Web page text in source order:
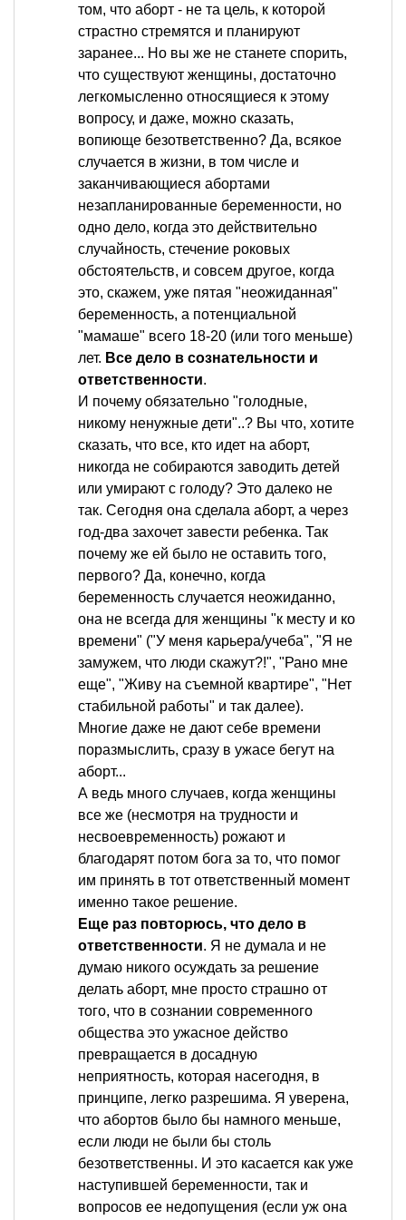
том, что аборт - не та цель, к которой
страстно стремятся и планируют
заранее... Но вы же не станете спорить,
что существуют женщины, достаточно
легкомысленно относящиеся к этому
вопросу, и даже, можно сказать,
вопиюще безответственно? Да, всякое
случается в жизни, в том числе и
заканчивающиеся абортами
незапланированные беременности, но
одно дело, когда это действительно
случайность, стечение роковых
обстоятельств, и совсем другое, когда
это, скажем, уже пятая "неожиданная"
беременность, а потенциальной
"мамаше" всего 18-20 (или того меньше)
лет. Все дело в сознательности и
ответственности.
И почему обязательно "голодные,
никому ненужные дети"..? Вы что, хотите
сказать, что все, кто идет на аборт,
никогда не собираются заводить детей
или умирают с голоду? Это далеко не
так. Сегодня она сделала аборт, а через
год-два захочет завести ребенка. Так
почему же ей было не оставить того,
первого? Да, конечно, когда
беременность случается неожиданно,
она не всегда для женщины "к месту и ко
времени" ("У меня карьера/учеба", "Я не
замужем, что люди скажут?!", "Рано мне
еще", "Живу на съемной квартире", "Нет
стабильной работы" и так далее).
Многие даже не дают себе времени
поразмыслить, сразу в ужасе бегут на
аборт...
А ведь много случаев, когда женщины
все же (несмотря на трудности и
несвоевременность) рожают и
благодарят потом бога за то, что помог
им принять в тот ответственный момент
именно такое решение.
Еще раз повторюсь, что дело в
ответственности. Я не думала и не
думаю никого осуждать за решение
делать аборт, мне просто страшно от
того, что в сознании современного
общества это ужасное действо
превращается в досадную
неприятность, которая насегодня, в
принципе, легко разрешима. Я уверена,
что абортов было бы намного меньше,
если люди не были бы столь
безответственны. И это касается как уже
наступившей беременности, так и
вопросов ее недопущения (если уж она